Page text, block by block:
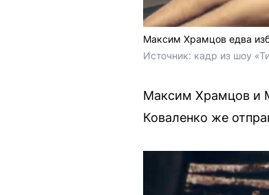
Максим Храмцов едва
Источник: кадр из шоу
Максим Храмцов и
Коваленко же